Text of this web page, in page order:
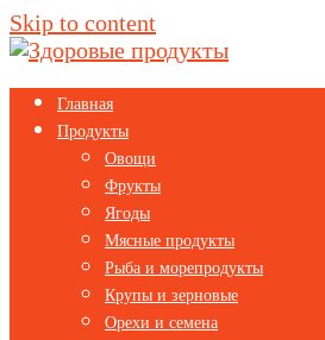
Skip to content
Главная
Продукты
Овощи
Фрукты
Ягоды
Мясные продукты
Рыба и морепродукты
Крупы и зерновые
Орехи и семена